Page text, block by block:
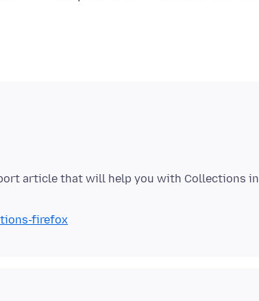
article that will help you with Collections in
firefox